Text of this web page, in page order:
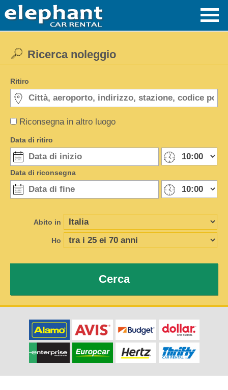
Riconsegna in altro luogo
Ricerca noleggio
Ritiro
Data di ritiro
Data di riconsegna
Abito in
Ho
Cerca